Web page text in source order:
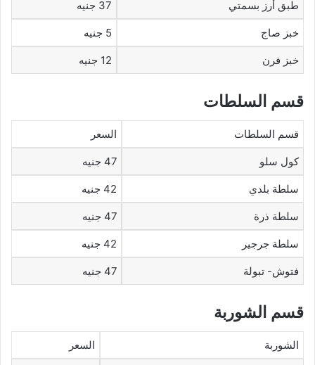
طبق أرز بسمتي 37 جنيه
خبز صاج 5 جنيه
خبز فرن 12 جنيه
قسم السلطات
قسم السلطات السعر
كول سلو 47 جنيه
سلطة بلدي 42 جنيه
سلطة ذرة 47 جنيه
سلطة جرجير 42 جنيه
فتوش- تبولة 47 جنيه
قسم الشوربة
الشوربة السعر